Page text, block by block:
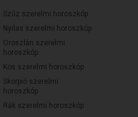
Szűz szerelmi horoszkóp
Nyilas szerelmi horoszkóp
Oroszlán szerelmi
horoszkóp
Kos szerelmi horoszkóp
Skorpió szerelmi
horoszkóp
Rák szerelmi horoszkóp